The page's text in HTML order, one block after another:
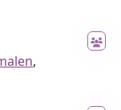
,